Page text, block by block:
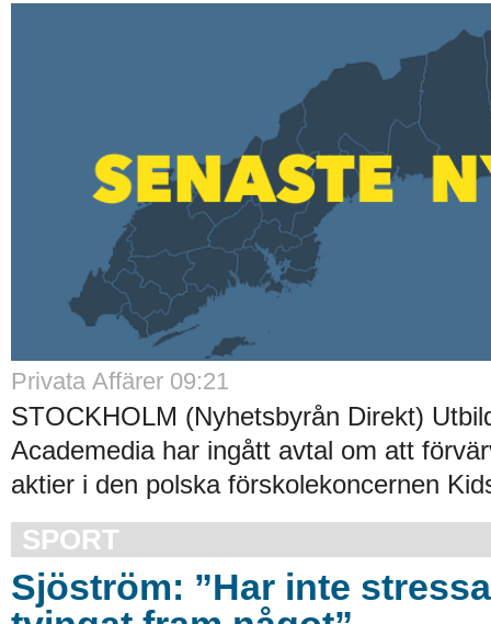
Privata Affärer 09:21
STOCKHOLM (Nyhetsbyrån Direkt)
Academedia har ingått avtal om att
aktier i den polska förskolekoncernen
SPORT
Sjöström: ”Har inte